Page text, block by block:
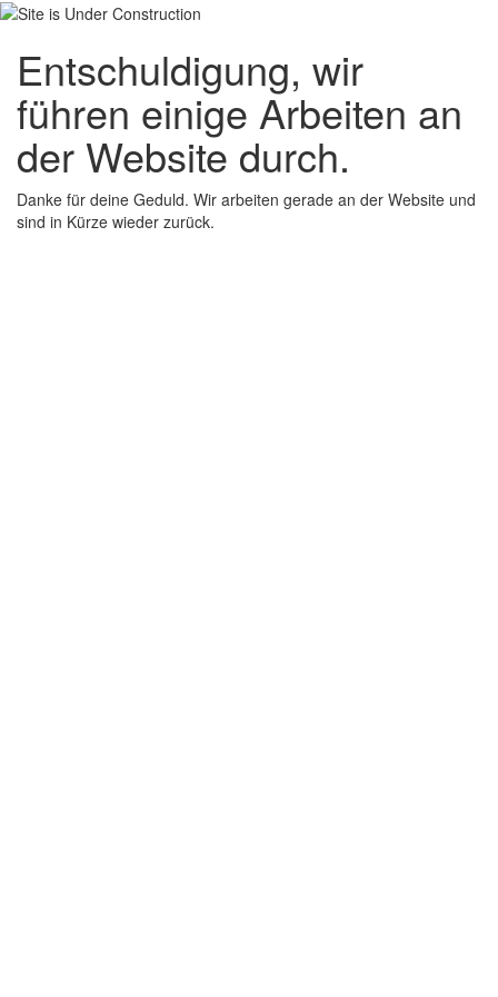
Entschuldigung, wir
führen einige Arbeiten an
der Website durch.
Danke für deine Geduld. Wir arbeiten gerade an der Website und
sind in Kürze wieder zurück.